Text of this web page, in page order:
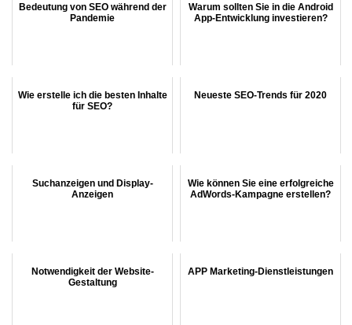
Bedeutung von SEO während der
Pandemie
Warum sollten Sie in die Android
App-Entwicklung investieren?
Wie erstelle ich die besten Inhalte
für SEO?
Neueste SEO-Trends für 2020
Suchanzeigen und Display-
Anzeigen
Wie können Sie eine erfolgreiche
AdWords-Kampagne erstellen?
Notwendigkeit der Website-
Gestaltung
APP Marketing-Dienstleistungen